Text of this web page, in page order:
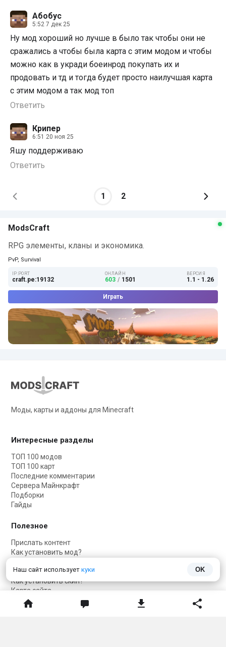
Абобус
5:52 7 дек 25
Ну мод хороший но лучше в было так чтобы они не
сражались а чтобы была карта с этим модом и чтобы
можно как в укради боеинрод покупать их и
продовать и тд и тогда будет просто наилучшая карта
с этим модом а так мод топ
Ответить
Крипер
6:51 20 ноя 25
Яшу поддерживаю
Ответить
1 2
ModsCraft
RPG элементы, кланы и экономика.
PvP, Survival
IP:PORT
craft.pe:19132
ОНЛАЙН
603 / 1501
ВЕРСИЯ
1.1 - 1.26
Играть
Наш сайт использует куки OK
Моды, карты и аддоны для Minecraft
Интересные разделы
ТОП 100 модов
ТОП 100 карт
Последние комментарии
Сервера Майнкрафт
Подборки
Гайды
Полезное
Прислать контент
Как установить мод?
Как установить текстуры?
Как установить скин?
Карта сайта